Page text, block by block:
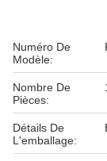
Numéro De
Modèle:
Nombre De
Pièces:
Détails De
L'emballage: